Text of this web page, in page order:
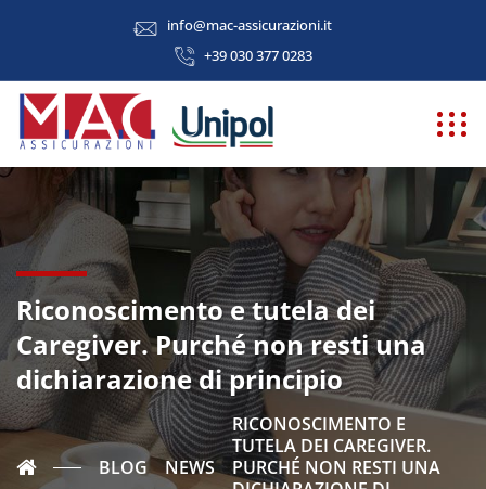
info@mac-assicurazioni.it
+39 030 377 0283
Riconoscimento e tutela dei
Caregiver. Purché non resti una
dichiarazione di principio
BLOG NEWS
RICONOSCIMENTO E
TUTELA DEI CAREGIVER.
PURCHÉ NON RESTI UNA